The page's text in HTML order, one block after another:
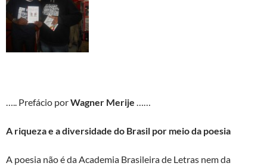
….. Prefácio porWagner Merije
A riqueza e a diversidade do Brasil por meio da poesia
A poesia não é da Academia Brasileira de Letras nem da